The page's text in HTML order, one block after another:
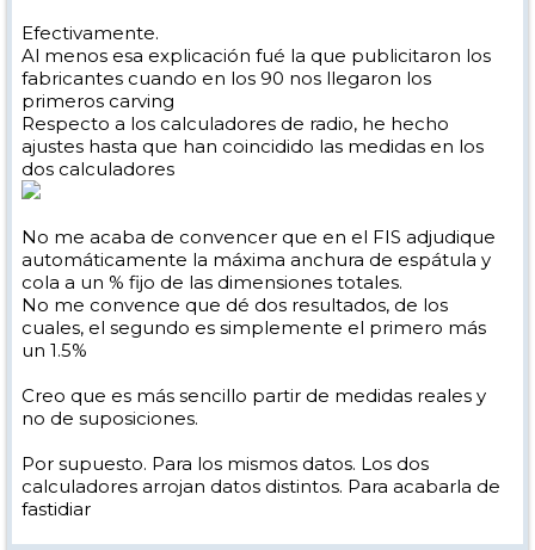
para calcular la circunferencia que pasa por tres puntos dados y que
puede ser una y solo una. Esos tres puntos se pueden extraer
conociendo el punto de máxima anchura de la espátula, el punto de
mínima anchura del patín y el punto de máxima anchura de la cola
además de la distancia entre ellos que viene en parte determinada
por la longitud aunque deberíamos conocer al menos la distancia del
centro a la cola o a la espátula para saberlo con total exactitud. Por
eso el calculador FIS nos pide esos datos y nada mas y nos da un solo
radio por esquí ya que es eso y solo eso, un dato geométrico deducible
de sus cotas y dimensiones.
Efectivamente.
Al menos esa explicación fué la que publicitaron los
fabricantes cuando en los 90 nos llegaron los
primeros carving
Respecto a los calculadores de radio, he hecho
ajustes hasta que han coincidido las medidas en los
dos calculadores
No me acaba de convencer que en el FIS adjudique
automáticamente la máxima anchura de espátula y
cola a un % fijo de las dimensiones totales.
No me convence que dé dos resultados, de los
cuales, el segundo es simplemente el primero más
un 1.5%
Creo que es más sencillo partir de medidas reales y
no de suposiciones.
Por supuesto. Para los mismos datos. Los dos
calculadores arrojan datos distintos. Para acabarla de
fastidiar